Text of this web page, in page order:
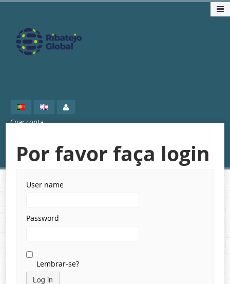
Projecto
Mercados
Criar conta
Por favor faça login
User name
Password
Lembrar-se?